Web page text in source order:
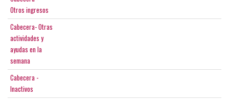
Otros ingresos
Cabecera- Otras
actividades y
ayudas en la
semana
Cabecera -
Inactivos